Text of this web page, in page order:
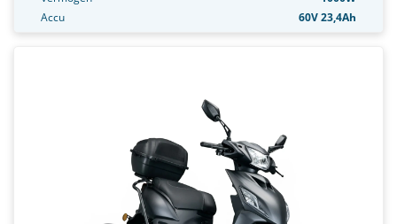
Accu
60V 23,4Ah